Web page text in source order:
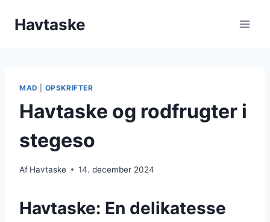
Havtaske
MAD OPSKRIFTER
Havtaske og rodfrugter i
stegeso
Af Havtaske 14. december 2024
Havtaske: En delikatesse